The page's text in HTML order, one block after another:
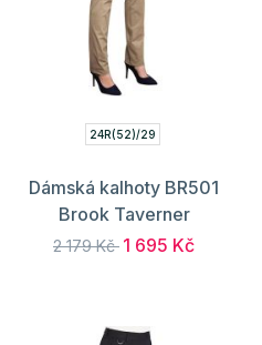
24R(52)/29
Dámská kalhoty BR501
Brook Taverner
2 179 Kč 1 695 Kč